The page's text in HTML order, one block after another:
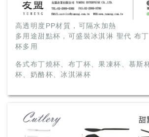
高透明度PP材質，可隔水加熱
多用途甜點杯，可盛裝冰淇淋 聖代 布
杯多用
各式布丁燒杯、布丁杯、果凍杯、慕斯
杯、奶酪杯、冰淇淋杯